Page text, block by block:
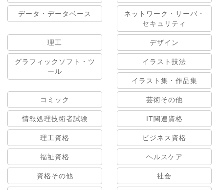
データ・データベース
ネットワーク・サーバ・
セキュリティ
理工 デザイン
グラフィックソフト・ツ
ール
イラスト技法
イラスト集・作品集
コミック 芸術その他
情報処理技術者試験 IT関連資格
理工資格 ビジネス資格
福祉資格 ヘルスケア
資格その他 社会